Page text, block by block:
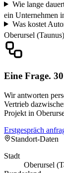
Wie lange
ein Unternehmen
Was kostet
Oberursel
Eine Frage.
Wir antworten
Vertrieb
Projekt in
Erstgespräch
Standort-Daten
Stadt
Oberursel